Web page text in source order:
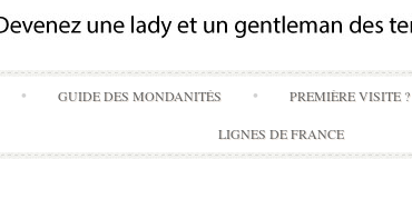
Skip
to
content
GUIDE DES MONDANITÉS PREMIÈRE VISITE ?
LIGNES DE FRANCE